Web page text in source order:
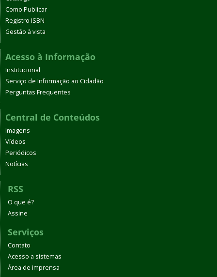
Como Publicar
Registro ISBN
Gestão à vista
Acesso à Informação
Institucional
Serviço de Informação ao Cidadão
Perguntas Frequentes
Central de Conteúdos
Imagens
Vídeos
Periódicos
Notícias
RSS
O que é?
Assine
Serviços
Contato
Acesso a sistemas
Área de imprensa